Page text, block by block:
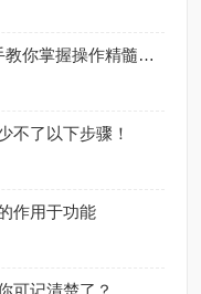
L型二氧化碳纯度测定仪：手把手教你掌握操作精髓，轻松搞定精准检测！
不了以下步骤！
作用于功能
可记清楚了？